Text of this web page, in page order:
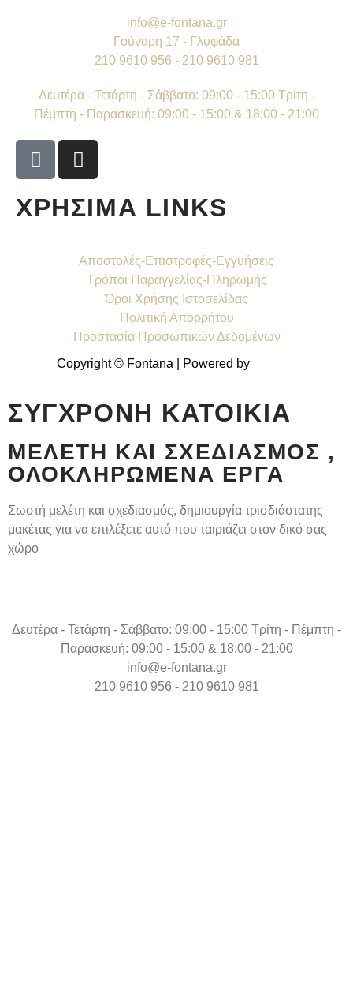
info@e-fontana.gr
Γούναρη 17 - Γλυφάδα
210 9610 956 - 210 9610 981
Δευτέρα - Τετάρτη - Σάββατο: 09:00 - 15:00 Τρίτη -
Πέμπτη - Παρασκευή: 09:00 - 15:00 & 18:00 - 21:00
ΧΡΗΣΙΜΑ LINKS
Αποστολές-Επιστροφές-Εγγυήσεις
Τρόποι Παραγγελίας-Πληρωμής
Όροι Χρήσης Ιστοσελίδας
Πολιτική Απορρήτου
Προστασία Προσωπικών Δεδομένων
Copyright © Fontana | Powered by
ΣΎΓΧΡΟΝΗ ΚΑΤΟΙΚΊΑ
ΜΕΛΈΤΗ ΚΑΙ ΣΧΕΔΙΑΣΜΌΣ ,
ΟΛΟΚΛΗΡΩΜΈΝΑ ΈΡΓΑ
Σωστή μελέτη και σχεδιασμός, δημιουργία τρισδιάστατης
μακέτας για να επιλέξετε αυτό που ταιριάζει στον δικό σας
χώρο
Δευτέρα - Τετάρτη - Σάββατο: 09:00 - 15:00 Τρίτη - Πέμπτη -
Παρασκευή: 09:00 - 15:00 & 18:00 - 21:00
info@e-fontana.gr
210 9610 956 - 210 9610 981